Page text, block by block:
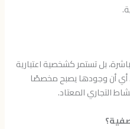
بل تستمر كشخصية اعتبارية
أي أن وجودها يصبح مخصصًا
التجاري المعتاد.